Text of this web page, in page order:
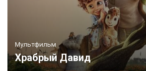
Мультфильм
Храбрый Давид